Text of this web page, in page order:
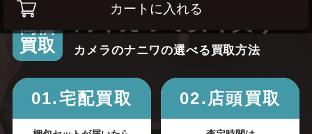
カートに入れる
高価
買取
高く売って安く買う！
カメラのナニワの選べる買取方法
01.宅配買取 02.店頭買取